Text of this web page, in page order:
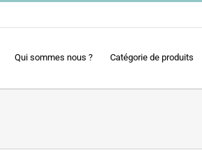
Qui sommes nous ? Catégorie de produits